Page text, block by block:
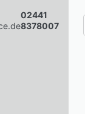
02441
8378007